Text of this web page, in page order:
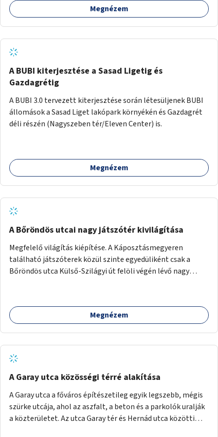
barátságosabbá és zöldebbé lehetne tenni a megállókat.
Megnézem
A BUBI kiterjesztése a Sasad Ligetig és
Gazdagrétig
A BUBI 3.0 tervezett kiterjesztése során létesüljenek BUBI
állomások a Sasad Liget lakópark környékén és Gazdagrét
déli részén (Nagyszeben tér/Eleven Center) is.
Megnézem
A Bőröndös utcai nagy játszótér kivilágítása
Megfelelő világítás kiépítése. A Káposztásmegyeren
található játszóterek közül szinte egyedüliként csak a
Bőröndös utca Külső-Szilágyi út felöli végén lévő nagy
Megnézem
A Garay utca közösségi térré alakítása
A Garay utca a főváros építészetileg egyik legszebb, mégis
szürke utcája, ahol az aszfalt, a beton és a parkolók uralják
a közterületet. Az utca Garay tér és Hernád utca közötti